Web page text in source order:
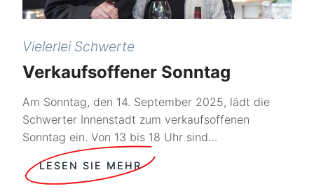
Vielerlei Schwerte
Verkaufsoffener Sonntag
Am Sonntag, den 14. September 2025, lädt die
Schwerter Innenstadt zum verkaufsoffenen
Sonntag ein. Von 13 bis 18 Uhr sind…
LESEN SIE MEHR